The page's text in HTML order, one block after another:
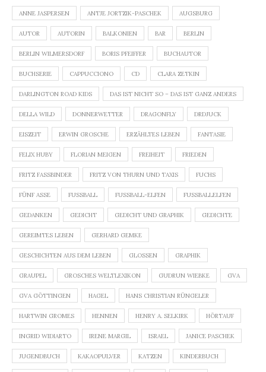
ANNE JASPERSEN ANTJE JORTZIK-PASCHEK AUGSBURG
AUTOR AUTORIN BALKONIEN BAR BERLIN
BERLIN WILMERSDORF BORIS PFEIFFER BUCHAUTOR
BUCHSERIE CAPPUCCIONO CD CLARA ZETKIN
DARLINGTON ROAD KIDS DAS IST NICHT SO – DAS IST GANZ ANDERS
DELLA WILD DONNERWETTER DRAGONFLY DRDJUCK
EISZEIT ERWIN GROSCHE ERZÄHLTES LEBEN FANTASIE
FELIX HUBY FLORIAN MEIGEN FREIHEIT FRIEDEN
FRITZ FASSBINDER FRITZ VON THURN UND TAXIS FUCHS
FÜNF ASSE FUSSBALL FUSSBALL-ELFEN FUSSBALLELFEN
GEDANKEN GEDICHT GEDICHT UND GRAPHIK GEDICHTE
GEREIMTES LEBEN GERHARD GEMKE
GESCHICHTEN AUS DEM LEBEN GLOSSEN GRAPHIK
GRAUPEL GROSCHES WELTLEXIKON GUDRUN WIEBKE GVA
GVA GÖTTINGEN HAGEL HANS CHRISTIAN RÜNGELER
HARTWIN GROMES HENNEN HENRY A. SELKIRK HÖRTAUF
INGRID WIDIARTO IRENE MARGIL ISRAEL JANICE PASCHEK
JUGENDBUCH KAKAOPULVER KATZEN KINDERBUCH